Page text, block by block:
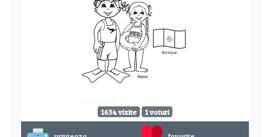
1634 vizite 1 voturi